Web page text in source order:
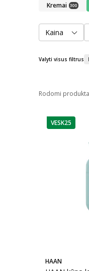
Kremai 300
Kaina
Valyti visus filtrus
Rodomi
patarimas
VESK25
HAAN